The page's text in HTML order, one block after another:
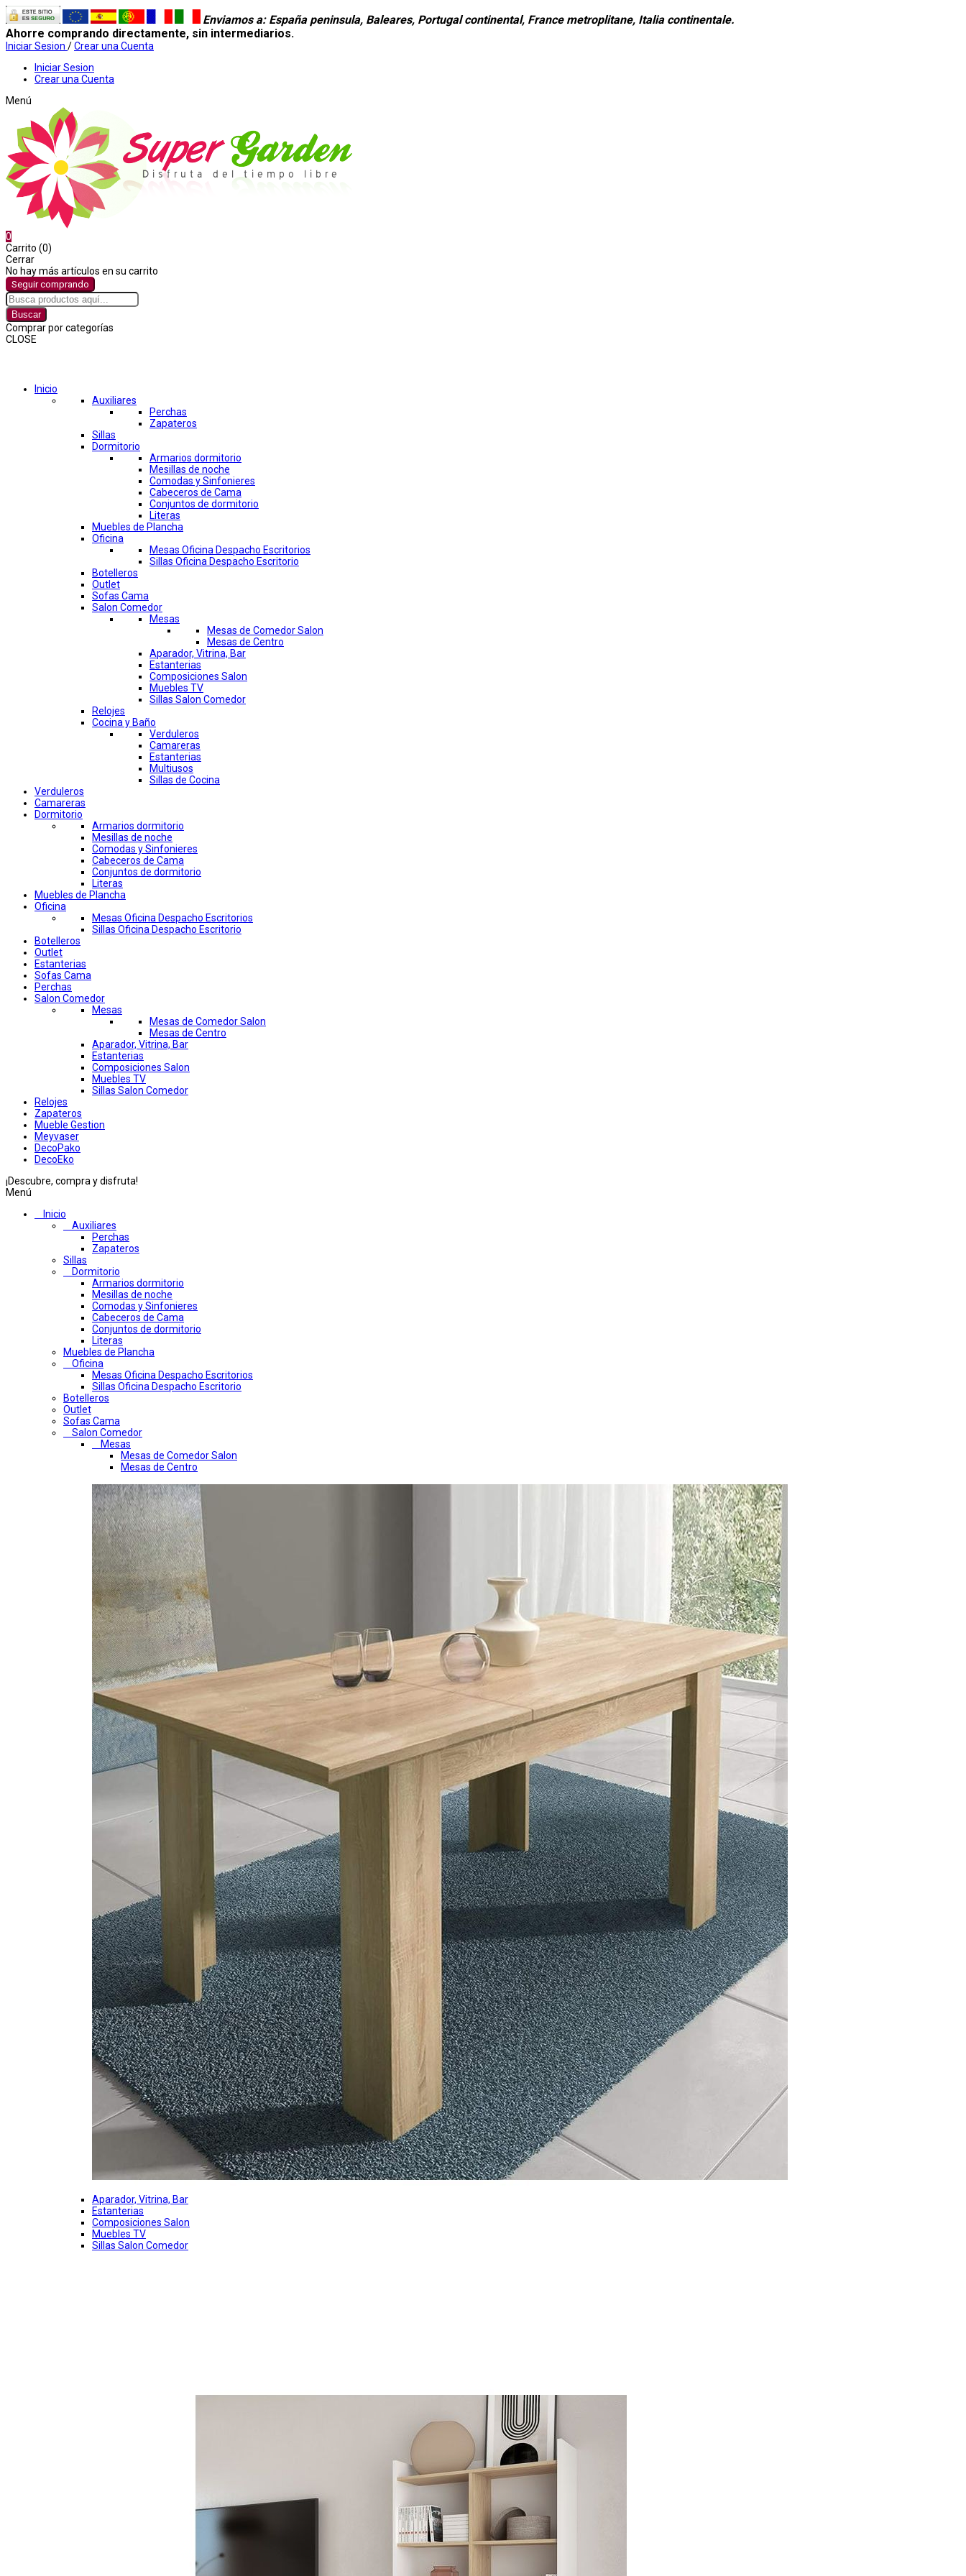
Enviamos a: España peninsula, Baleares, Portugal continental, France metroplitane, Italia continentale.
Ahorre comprando directamente, sin intermediarios.
Iniciar Sesion /Crear una Cuenta
Iniciar Sesion
Crear una Cuenta
Menú
0
Carrito (0)
Cerrar
No hay más artículos en su carrito
Seguir comprando
Buscar
Comprar por categorías
CLOSE
Inicio
Auxiliares
Perchas
Zapateros
Sillas
Dormitorio
Armarios dormitorio
Mesillas de noche
Comodas y Sinfonieres
Cabeceros de Cama
Conjuntos de dormitorio
Literas
Muebles de Plancha
Oficina
Mesas Oficina Despacho Escritorios
Sillas Oficina Despacho Escritorio
Botelleros
Outlet
Sofas Cama
Salon Comedor
Mesas
Mesas de Comedor Salon
Mesas de Centro
Aparador, Vitrina, Bar
Estanterias
Composiciones Salon
Muebles TV
Sillas Salon Comedor
Relojes
Cocina y Baño
Verduleros
Camareras
Estanterias
Multiusos
Sillas de Cocina
Verduleros
Camareras
Dormitorio
Armarios dormitorio
Mesillas de noche
Comodas y Sinfonieres
Cabeceros de Cama
Conjuntos de dormitorio
Literas
Muebles de Plancha
Oficina
Mesas Oficina Despacho Escritorios
Sillas Oficina Despacho Escritorio
Botelleros
Outlet
Estanterias
Sofas Cama
Perchas
Salon Comedor
Mesas
Mesas de Comedor Salon
Mesas de Centro
Aparador, Vitrina, Bar
Estanterias
Composiciones Salon
Muebles TV
Sillas Salon Comedor
Relojes
Zapateros
Mueble Gestion
Meyvaser
DecoPako
DecoEko
¡Descubre, compra y disfruta!
Menú
Inicio
Auxiliares
Perchas
Zapateros
Sillas
Dormitorio
Armarios dormitorio
Mesillas de noche
Comodas y Sinfonieres
Cabeceros de Cama
Conjuntos de dormitorio
Literas
Muebles de Plancha
Oficina
Mesas Oficina Despacho Escritorios
Sillas Oficina Despacho Escritorio
Botelleros
Outlet
Sofas Cama
Salon Comedor
Mesas
Mesas de Comedor Salon
Mesas de Centro
Aparador, Vitrina, Bar
Estanterias
Composiciones Salon
Muebles TV
Sillas Salon Comedor